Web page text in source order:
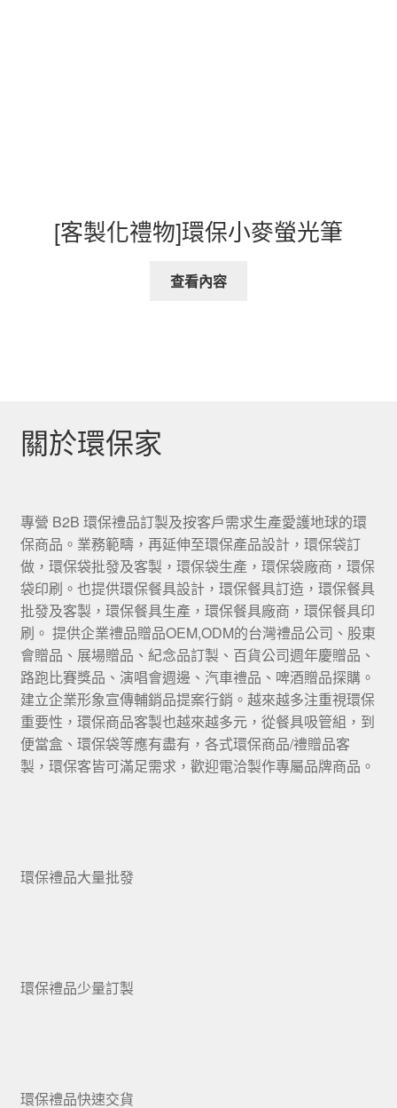
[客製化禮物]環保小麥螢光筆
查看內容
關於環保家
專營 B2B 環保禮品訂製及按客戶需求生產愛護地球的環
保商品。業務範疇，再延伸至環保產品設計，環保袋訂
做，環保袋批發及客製，環保袋生產，環保袋廠商，環保
袋印刷。也提供環保餐具設計，環保餐具訂造，環保餐具
批發及客製，環保餐具生產，環保餐具廠商，環保餐具印
刷。 提供企業禮品贈品OEM,ODM的台灣禮品公司、股東
會贈品、展場贈品、紀念品訂製、百貨公司週年慶贈品、
路跑比賽獎品、演唱會週邊、汽車禮品、啤酒贈品探購。
建立企業形象宣傳輔銷品提案行銷。越來越多注重視環保
重要性，環保商品客製也越來越多元，從餐具吸管組，到
便當盒、環保袋等應有盡有，各式環保商品/禮贈品客
製，環保客皆可滿足需求，歡迎電洽製作專屬品牌商品。
環保禮品大量批發
環保禮品少量訂製
環保禮品快速交貨